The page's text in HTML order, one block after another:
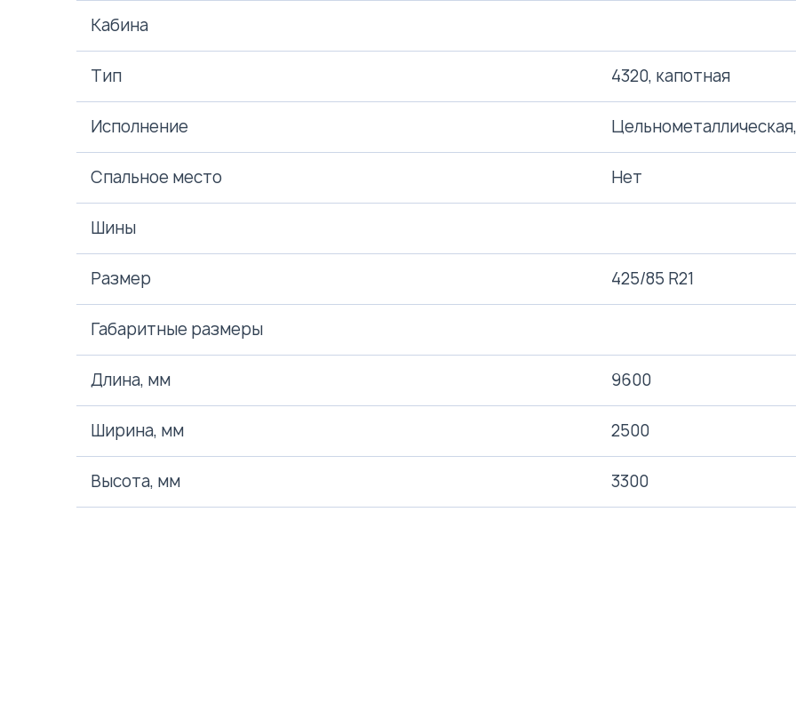
Кабина
Тип 4320, капотная
Исполнение
Спальное место Нет
Шины
Размер 425/85 R21
Габаритные размеры
Длина, мм 9600
Ширина, мм 2500
Высота, мм 3300